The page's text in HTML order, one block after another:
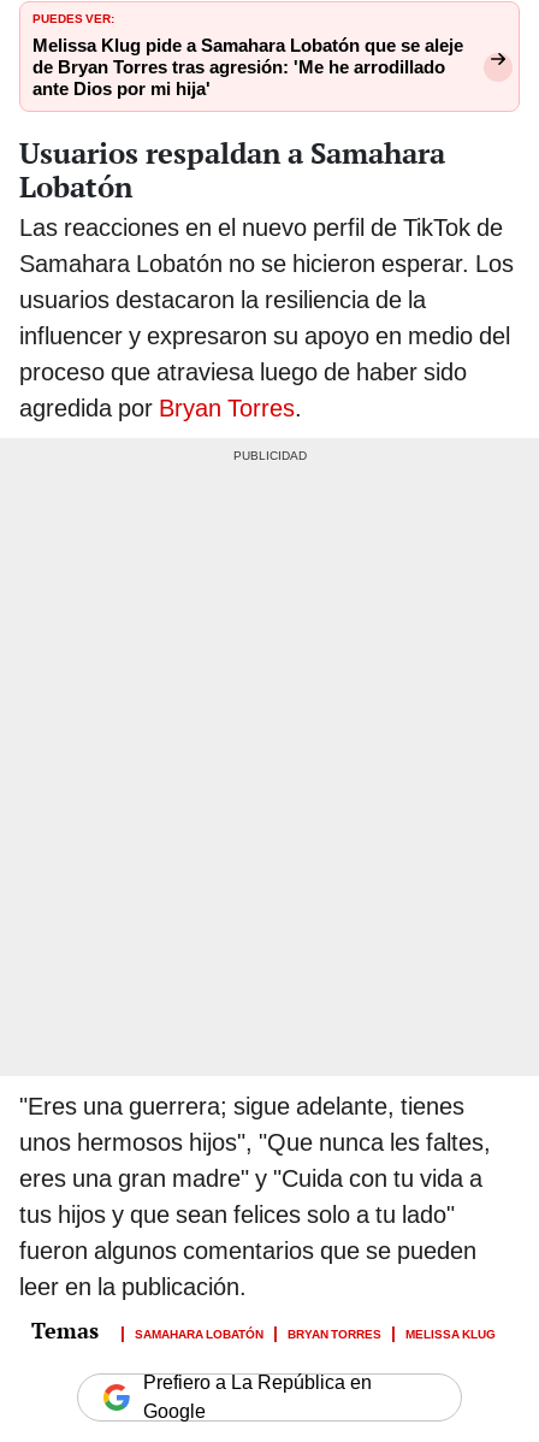
PUEDES VER:
Melissa Klug pide a Samahara Lobatón que se aleje
de Bryan Torres tras agresión: 'Me he arrodillado
ante Dios por mi hija'
Usuarios respaldan a Samahara
Lobatón
Las reacciones en el nuevo perfil de TikTok de
Samahara Lobatón no se hicieron esperar. Los
usuarios destacaron la resiliencia de la
influencer y expresaron su apoyo en medio del
proceso que atraviesa luego de haber sido
agredida por Bryan Torres.
"Eres una guerrera; sigue adelante, tienes
unos hermosos hijos", "Que nunca les faltes,
eres una gran madre" y "Cuida con tu vida a
tus hijos y que sean felices solo a tu lado"
fueron algunos comentarios que se pueden
leer en la publicación.
SAMAHARA LOBATÓN BRYAN TORRES MELISSA KLUG
Prefiero a La República en
Google